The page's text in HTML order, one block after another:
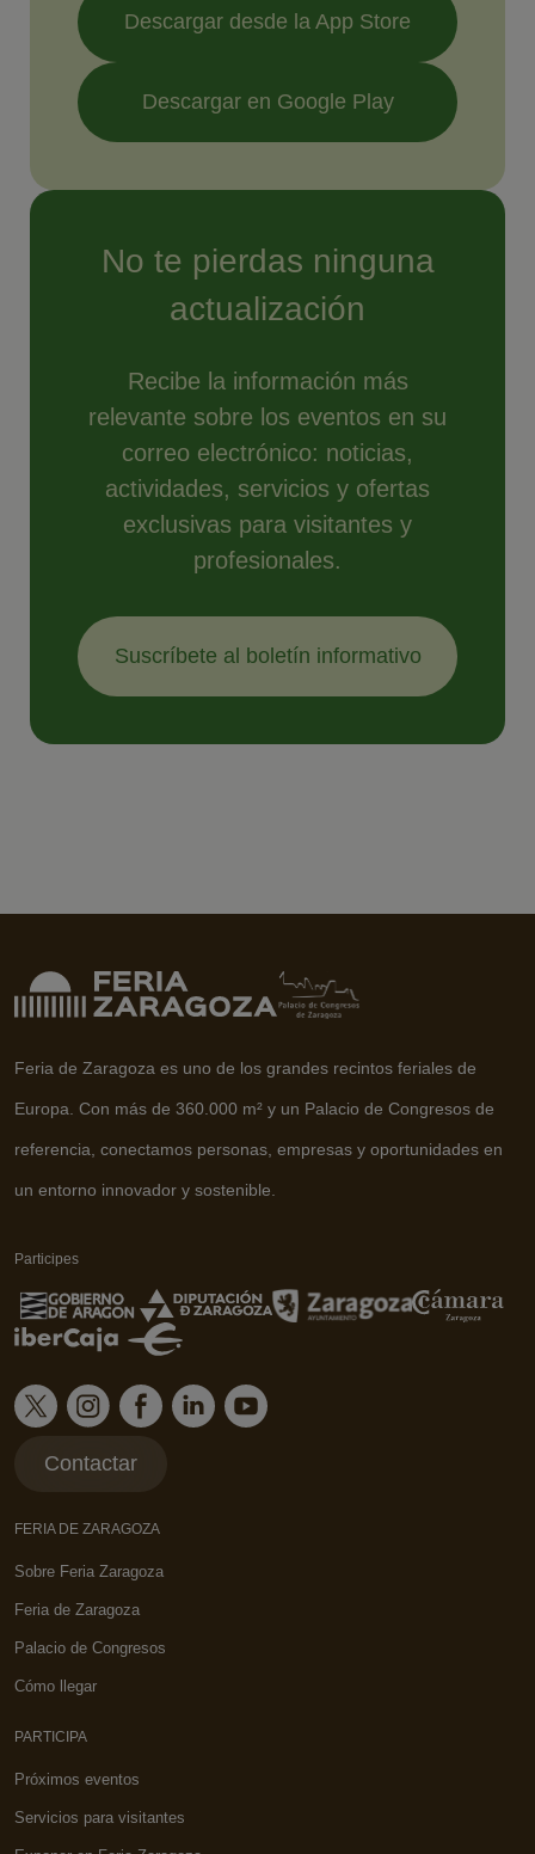
Descargar desde la App Store
Descargar en Google Play
No te pierdas ninguna
actualización
Recibe la información más
relevante sobre los eventos en su
correo electrónico: noticias,
actividades, servicios y ofertas
exclusivas para visitantes y
profesionales.
Suscríbete al boletín informativo
Feria de Zaragoza es uno de los grandes recintos feriales de
Europa. Con más de 360.000 m² y un Palacio de Congresos de
referencia, conectamos personas, empresas y oportunidades en
un entorno innovador y sostenible.
Participes
Contactar
FERIA DE ZARAGOZA
Sobre Feria Zaragoza
Feria de Zaragoza
Palacio de Congresos
Cómo llegar
PARTICIPA
Próximos eventos
Servicios para visitantes